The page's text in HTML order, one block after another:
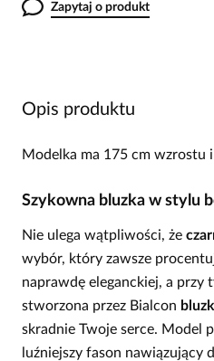
Zapytaj o produkt
Opis produktu
Modelka ma 175 cm wzrostu
Szykowna bluzka w stylu
Nie ulega wątpliwości, że
wybór, który zawsze
naprawdę eleganckiej, a przy
stworzona przez Bialcon
skradnie Twoje serce. Model
luźniejszy fason nawiązujący